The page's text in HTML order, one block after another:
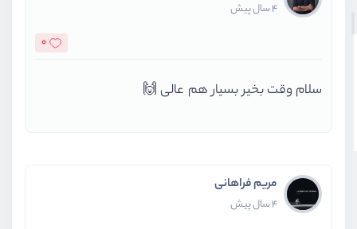
4 سال پیش
0
سلام وقت بخیر بسیار هم عالی 🙌
مریم فراهانی
4 سال پیش